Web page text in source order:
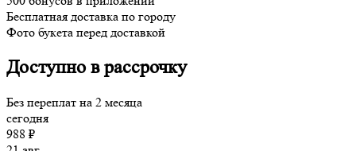
Бесплатная доставка по городу
Фото букета перед доставкой
Доступно в рассрочку
Без переплат на 2 месяца
сегодня
988 ₽